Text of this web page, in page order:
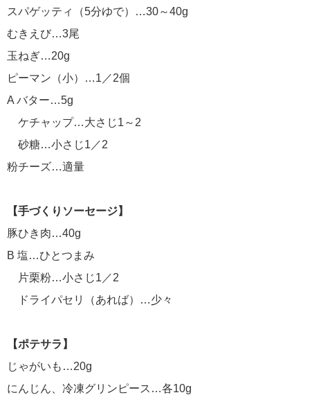
スパゲッティ（5分ゆで）…30～40g
むきえび…3尾
玉ねぎ…20g
ピーマン（小）…1／2個
A バター…5g
ケチャップ…大さじ1～2
砂糖…小さじ1／2
粉チーズ…適量
【手づくりソーセージ】
豚ひき肉…40g
B 塩…ひとつまみ
片栗粉…小さじ1／2
ドライパセリ（あれば）…少々
【ポテサラ】
じゃがいも…20g
にんじん、冷凍グリンピース…各10g